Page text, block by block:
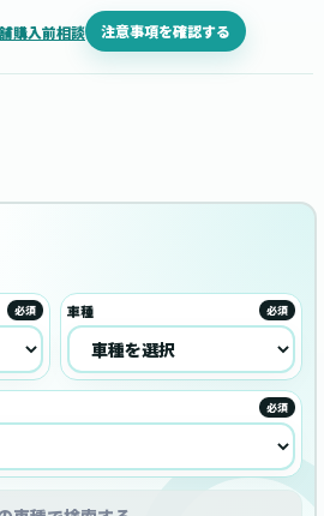
購入前相談 注意事項を確認する
必須 車種 必須
必須